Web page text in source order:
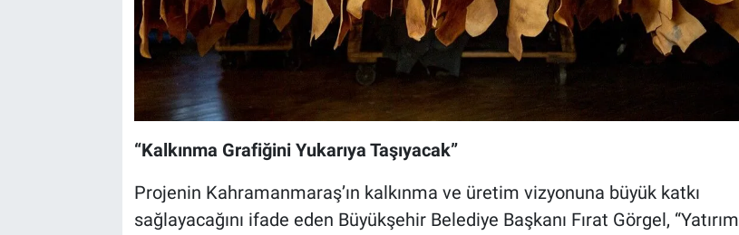
“Kalkınma Grafiğini Yukarıya Taşıyacak”
Projenin Kahramanmaraş’ın kalkınma ve üretim vizyonuna büyük katkı
sağlayacağını ifade eden Büyükşehir Belediye Başkanı Fırat Görgel, “Yatırım